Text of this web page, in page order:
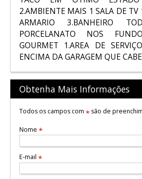
2.AMBIENTE MAIS 1 SALA DE
ARMARIO 3.BANHEIRO
PORCELANATO NOS
GOURMET 1.AREA DE
ENCIMA DA GARAGEM QUE
Obtenha Mais Informações
Todos os campos com *são de
Nome *
E-mail *